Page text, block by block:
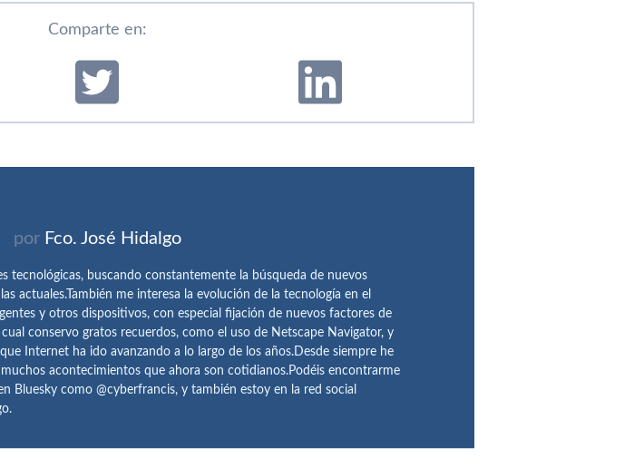
Comparte en:
por Fco. José Hidalgo
tecnológicas, buscando constantemente la búsqueda de nuevos
actuales.También me interesa la evolución de la tecnología en el
y otros dispositivos, con especial fijación de nuevos factores de
conservo gratos recuerdos, como el uso de Netscape Navigator, y
Internet ha ido avanzando a lo largo de los años.Desde siempre he
acontecimientos que ahora son cotidianos.Podéis encontrarme
Bluesky como @cyberfrancis, y también estoy en la red social